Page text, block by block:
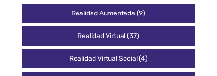
Realidad Aumentada (9)
Realidad Virtual(37)
Realidad Virtual Social(4)